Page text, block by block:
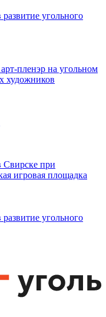
угольного
пленэр на угольном
художников
Свирске при
игровая площадка
угольного